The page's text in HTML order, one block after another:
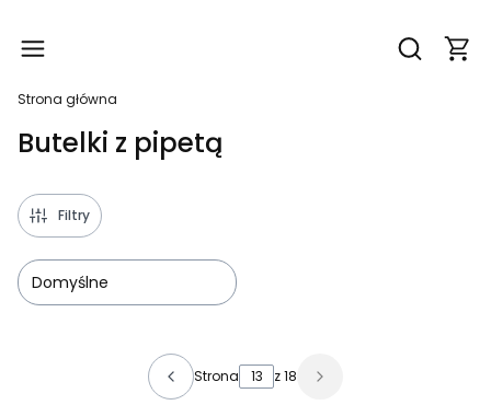
Otwórz
Strona główna
Butelki z pipetą
Filtry
Domyślne
Lista produktów
Strona z 18